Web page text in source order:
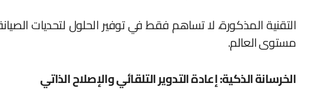
التقنية المذكورة، لا تساهم فقط في توفير الحلول لتحديات
مستوى العالم.
الخرسانة الذكية: إعادة التدوير التلقائي والإصلاح الذاتي